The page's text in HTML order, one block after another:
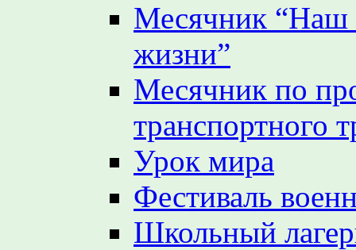
Месячник “Наш
жизни”
Месячник по
транспортного
Урок мира
Фестиваль
Школьный